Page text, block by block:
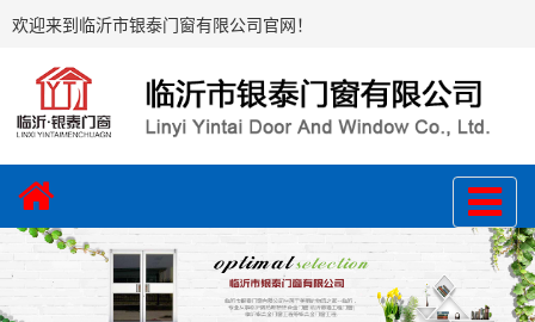
欢迎来到临沂市银泰门窗有限公司官网！